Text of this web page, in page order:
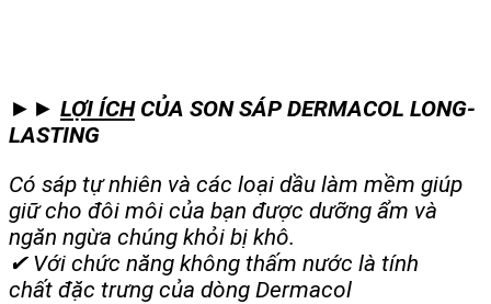
►► LỢI ÍCHCỦA SON SÁP DERMACOL LONG-
LASTING
Có sáp tự nhiên và các loại dầu làm mềm giúp
giữ cho đôi môi của bạn được dưỡng ẩm và
ngăn ngừa chúng khỏi bị khô.
✔ Với chức năng không thấm nước là tính
chất đặc trưng của dòng Dermacol